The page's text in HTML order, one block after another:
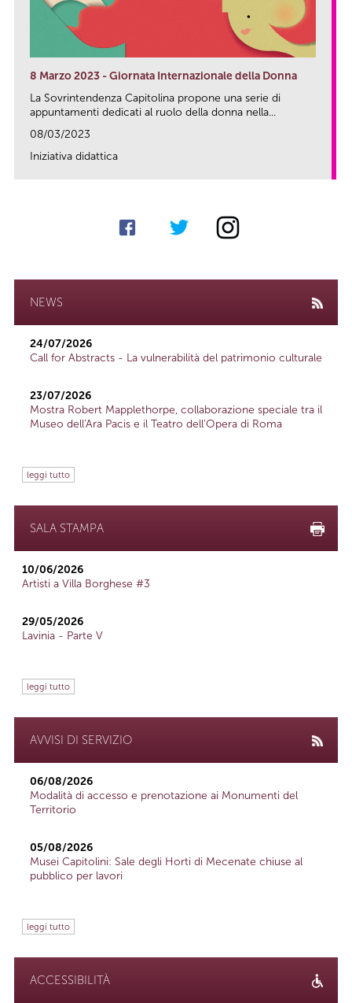
8 Marzo 2023 - Giornata Internazionale della Donna
La Sovrintendenza Capitolina propone una serie di
appuntamenti dedicati al ruolo della donna nella...
08/03/2023
Iniziativa didattica
NEWS
24/07/2026
Call for Abstracts - La vulnerabilità del patrimonio culturale
23/07/2026
Mostra Robert Mapplethorpe, collaborazione speciale tra il
Museo dell'Ara Pacis e il Teatro dell'Opera di Roma
leggi tutto
SALA STAMPA
10/06/2026
Artisti a Villa Borghese #3
29/05/2026
Lavinia - Parte V
leggi tutto
AVVISI DI SERVIZIO
06/08/2026
Modalità di accesso e prenotazione ai Monumenti del
Territorio
05/08/2026
Musei Capitolini: Sale degli Horti di Mecenate chiuse al
pubblico per lavori
leggi tutto
ACCESSIBILITÀ